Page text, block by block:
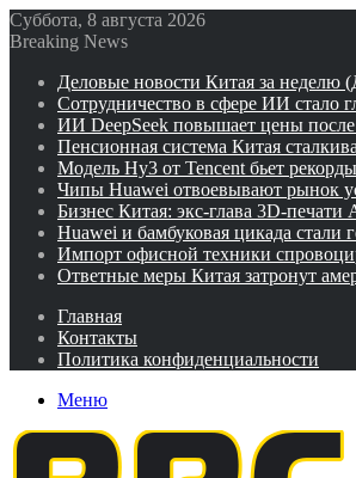
Суббота, 8 августа 2026
Breaking News
Деловые новости Китая за неделю
Сотрудничество в сфере ИИ стало
ИИ DeepSeek повышает цены после
Пенсионная система Китая
Модель Hy3 от Tencent бьет
Чипы Huawei отвоевывают рынок
Бизнес Китая: экс-глава 3D-печати
Huawei и бамбуковая цикада стали
Импорт офисной техники
Ответные меры Китая затронут
Главная
Контакты
Политика конфиденциальности
Меню